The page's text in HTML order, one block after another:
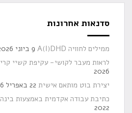
סדנאות אחרונות
ממילים לחוויה A(I)DHD
9 ביוני 2026
לראות מעבר לקושי- עקיפת קשיי
2026
יצירת בוט מותאם אישית 22 באפריל 2026
כתיבת עבודה אקדמית באמצעות
2022